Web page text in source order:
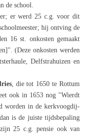
de school.
er werd 25 c.g. voor dit
hij ontving de
16 st. onkosten gemaakt
(Deze onkosten werden
Delfstrahuizen en
, die tot 1650 te Rottum
ook in 1653 nog "Wierdt
worden in de kerkvoogdij-
is de juiste tijdsbepaling
25 c.g. pensie ook van